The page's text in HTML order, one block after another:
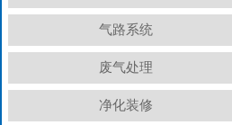
气路系统
废气处理
净化装修